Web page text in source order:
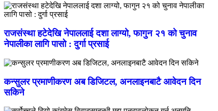
राजसंस्था हटेदेखि नेपाललाई दशा लाग्यो, फागुन २१ को चुनाव
नेपालीका लागि पासो : दुर्गा प्रसाई
कन्सुलर प्रमाणीकरण अब डिजिटल, अनलाइनबाटै आवेदन दिन
सकिने